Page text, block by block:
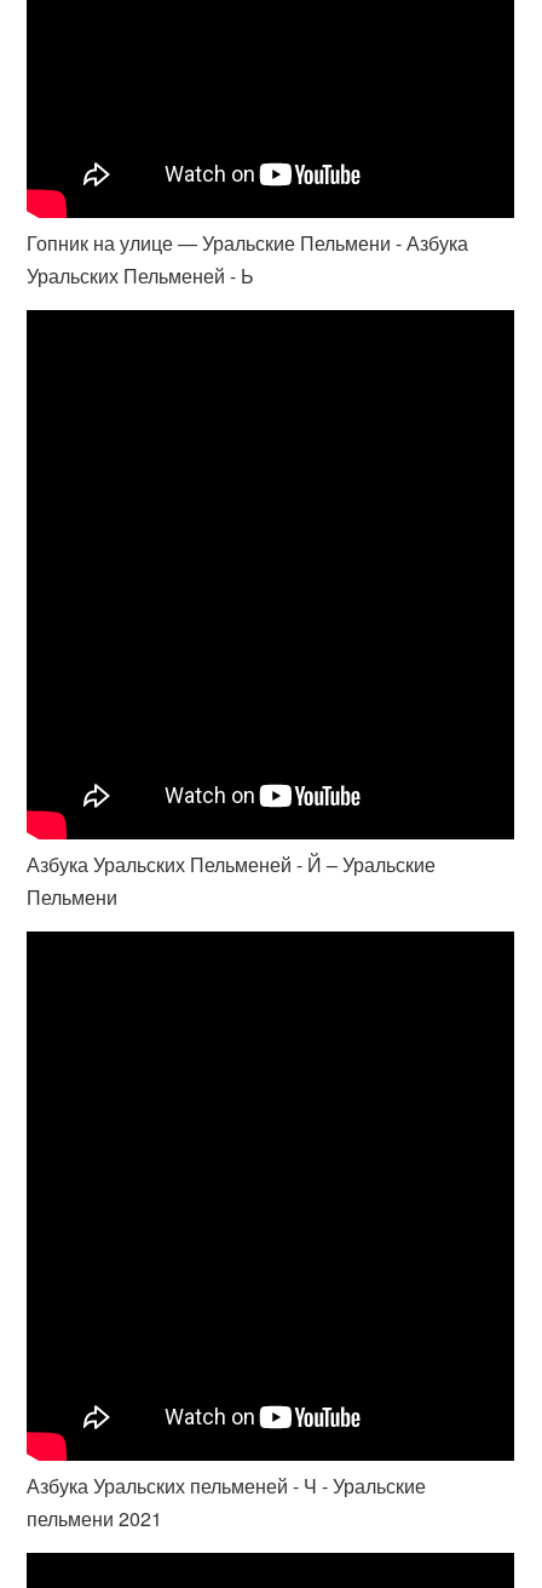
Гопник на улице — Уральские Пельмени - Азбука
Уральских Пельменей - Ь
Азбука Уральских Пельменей - Й – Уральские
Пельмени
Азбука Уральских пельменей - Ч - Уральские
пельмени 2021